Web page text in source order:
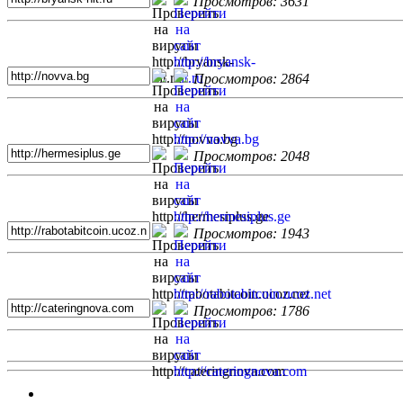
Просмотров: 2864
Просмотров: 2048
Просмотров: 1943
Просмотров: 1786